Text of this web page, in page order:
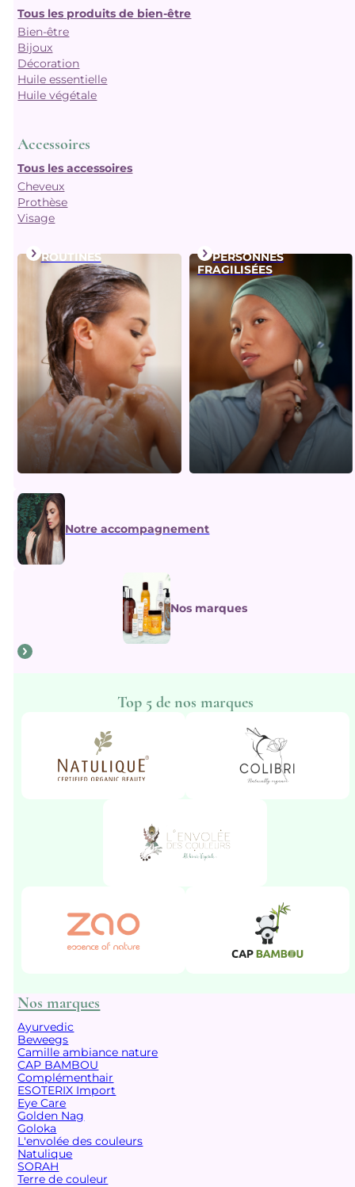
Tous les produits de bien-être
Bien-être
Bijoux
Décoration
Huile essentielle
Huile végétale
Accessoires
Tous les accessoires
Cheveux
Prothèse
Visage
ROUTINES
PERSONNES
FRAGILISÉES
Notre accompagnement
Nos marques
Top 5 de nos marques
Nos marques
Ayurvedic
Beweegs
Camille ambiance nature
CAP BAMBOU
Complémenthair
ESOTERIX Import
Eye Care
Golden Nag
Goloka
L'envolée des couleurs
Natulique
SORAH
Terre de couleur